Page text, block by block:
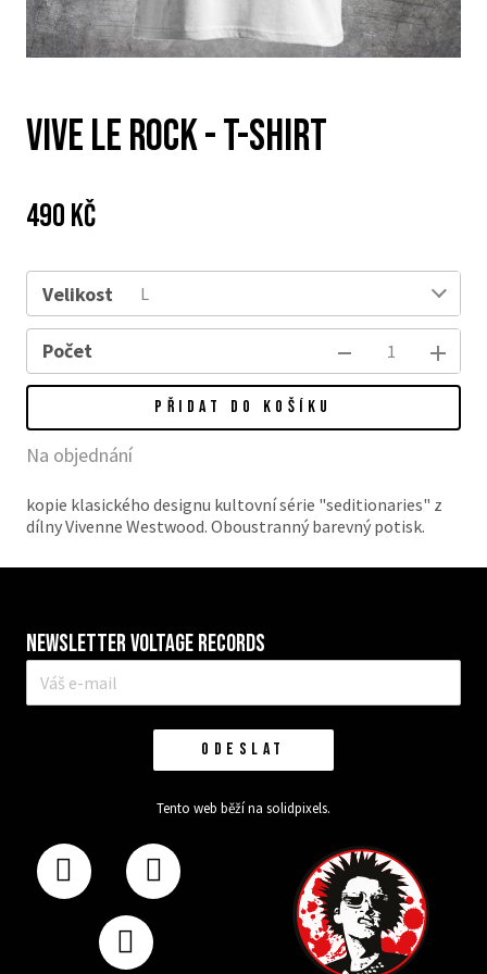
Vive Le Rock - T-SHIRT
Cena:
490 Kč
Velikost L
Počet
PŘIDAT DO KOŠÍKU
Na objednání
kopie klasického designu kultovní série "seditionaries" z
dílny Vivenne Westwood. Oboustranný barevný potisk.
Newsletter VOLTAGE RECORDS
E-
mail
ODESLAT
Tento web běží na solidpixels.